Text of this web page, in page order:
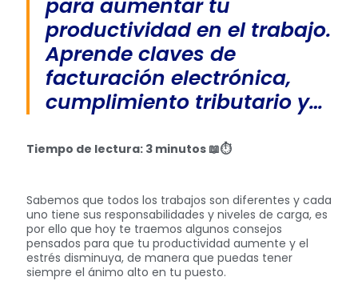
para aumentar tu
productividad en el trabajo.
Aprende claves de
facturación electrónica,
cumplimiento tributario y…
Tiempo de lectura: 3 minutos 📖⏱️
Sabemos que todos los trabajos son diferentes y cada
uno tiene sus responsabilidades y niveles de carga, es
por ello que hoy te traemos algunos consejos
pensados para que tu productividad aumente y el
estrés disminuya, de manera que puedas tener
siempre el ánimo alto en tu puesto.